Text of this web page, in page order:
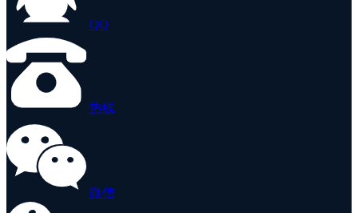
QQ
热线
微信